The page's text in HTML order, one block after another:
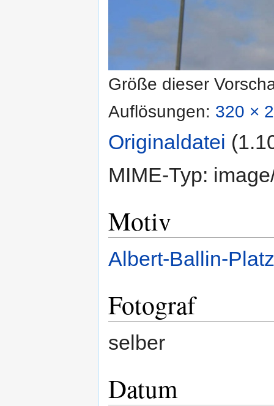
Größe dieser
Auflösungen: 320 ×
Originaldatei
MIME-Typ:
Motiv
Albert-Ballin-Platz
Fotograf
selber
Datum